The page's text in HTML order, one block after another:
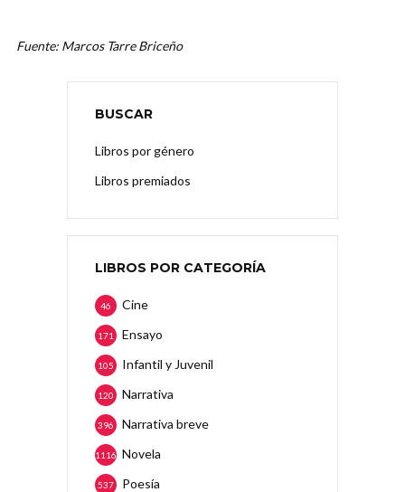
Fuente: Marcos Tarre Briceño
BUSCAR
Libros por género
Libros premiados
LIBROS POR CATEGORÍA
Cine
46
Ensayo
171
Infantil y Juvenil
105
Narrativa
120
Narrativa breve
396
Novela
1116
Poesía
537